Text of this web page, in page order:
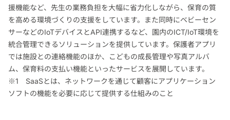
援機能など、先生の業務負担を大幅に省力化しながら、保育の質
を高める環境づくりの支援をしています。また同時にベビーセン
サーなどのIoTデバイスとAPI連携するなど、園内のICT/IoT環境を
統合管理できるソリューションを提供しています。保護者アプリ
では施設との連絡機能のほか、こどもの成長管理や写真アルバ
ム、保育料の支払い機能といったサービスを展開しています。
※1 SaaSとは、ネットワークを通じて顧客にアプリケーション
ソフトの機能を必要に応じて提供する仕組みのこと